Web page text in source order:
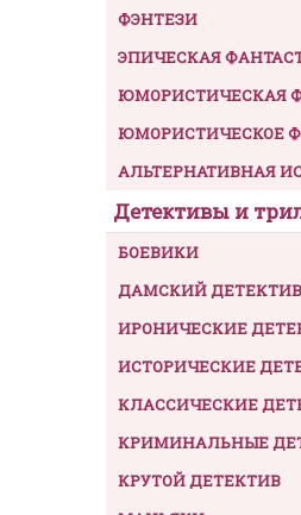
ФЭНТЕЗИ
ЭПИЧЕСКАЯ
ЮМОРИСТИЧЕСКАЯ
ЮМОРИСТИЧЕСКОЕ
АЛЬТЕРНАТИВНАЯ
Детективы и
БОЕВИКИ
ДАМСКИЙ
ИРОНИЧЕСКИЕ
ИСТОРИЧЕСКИЕ
КЛАССИЧЕСКИЕ
КРИМИНАЛЬНЫЕ
КРУТОЙ ДЕТЕКТИВ